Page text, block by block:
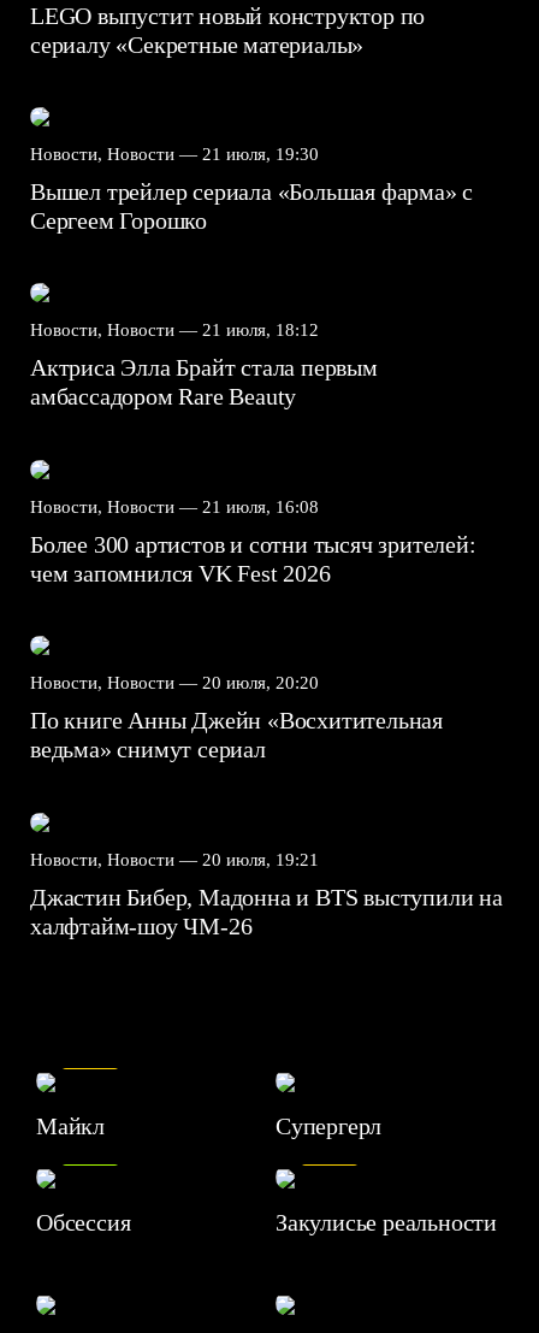
LEGO выпустит новый конструктор по
сериалу «Секретные материалы»
Новости, Новости — 21 июля, 19:30
Вышел трейлер сериала «Большая фарма» с
Сергеем Горошко
Новости, Новости — 21 июля, 18:12
Актриса Элла Брайт стала первым
амбассадором Rare Beauty
Новости, Новости — 21 июля, 16:08
Более 300 артистов и сотни тысяч зрителей:
чем запомнился VK Fest 2026
Новости, Новости — 20 июля, 20:20
По книге Анны Джейн «Восхитительная
ведьма» снимут сериал
Новости, Новости — 20 июля, 19:21
Джастин Бибер, Мадонна и BTS выступили на
халфтайм-шоу ЧМ-26
Майкл Супергерл
Обсессия
7.1
Закулисье реальности